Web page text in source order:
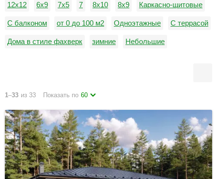
12x12 6х9 7x5 7 8х10 8х9 Каркасно-щитовые
С балконом от 0 до 100 м2 Одноэтажные С террасой
Дома в стиле фахверк зимние Небольшие
1–33 из 33 Показать по 60